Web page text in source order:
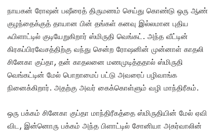
நாயகன் ரோஷன் பஷீரைத் திருமணம் செய்து கொண்டு ஒரு ஆண்
குழந்தைக்குத் தாயான பின் தங்கள் கனவு இல்லமான புதிய
ஃபிளாட்டில் குடியேறுகிறார் ஸ்மிருதி வெங்கட். அந்த வீட்டின்
கிரகப்பிரவேசத்திற்கு வந்து சென்ற ரோஷனின் முன்னாள் காதலி
சினேகா குப்தா, தன் காதலனை மணமுடித்ததால் ஸ்மிருதி
வெங்கட்டின் மேல் பொறாமைப் பட்டு அவரைப் பழிவாங்க
நினைக்கிறார். அதற்கு அவர் கைக்கொள்ளும் வழி மாந்திரீகம்.
ஒரு பக்கம் சினேகா குப்தா மாந்திரீகத்தை ஸ்மிருதியின் மேல் ஏவி
விட, இன்னொரு பக்கம் அந்த பிளாட்டில் சோனியா அகர்வாலின்